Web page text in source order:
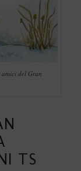
del Gran
TS